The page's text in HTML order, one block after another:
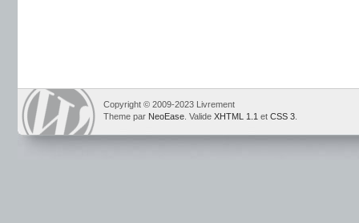
Copyright © 2009-2023 Livrement
Theme par NeoEase . Valide XHTML 1.1 et CSS 3